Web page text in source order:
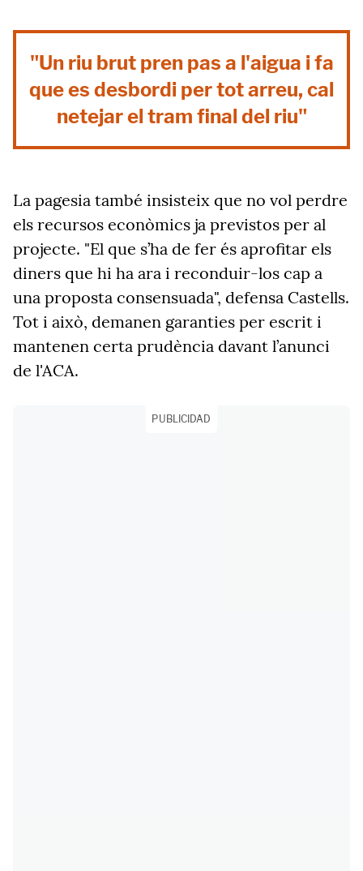
"Un riu brut pren pas a l'aigua i fa
que es desbordi per tot arreu, cal
netejar el tram final del riu"
La pagesia també insisteix que no vol perdre
els recursos econòmics ja previstos per al
projecte. "El que s’ha de fer és aprofitar els
diners que hi ha ara i reconduir-los cap a
una proposta consensuada", defensa Castells.
Tot i això, demanen garanties per escrit i
mantenen certa prudència davant l’anunci
de l'ACA.
PUBLICIDAD